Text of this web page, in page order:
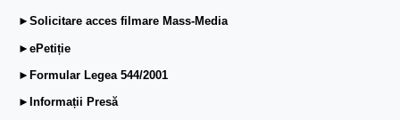
►Solicitare acces filmare Mass-Media
►ePetiție
►Formular Legea 544/2001
►Informații Presă